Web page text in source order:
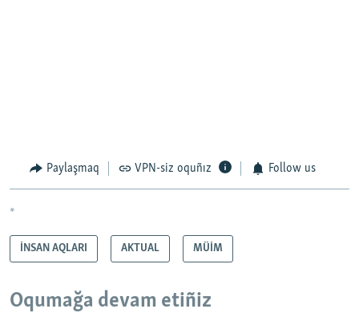
Paylaşmaq VPN-siz oquñız Follow us
*
İNSAN AQLARI AKTUAL MÜİM
Oqumağa devam etiñiz